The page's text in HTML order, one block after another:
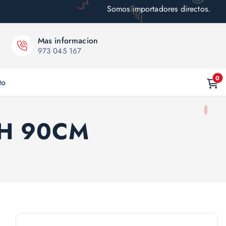
Somos importadores directos.
Mas informacion
973 045 167
0
90CM